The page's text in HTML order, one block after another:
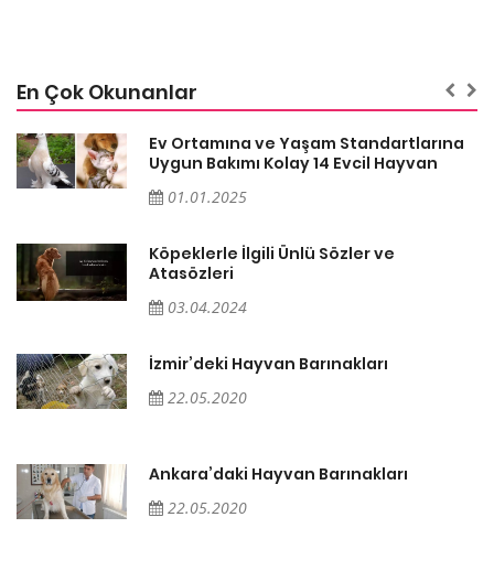
En Çok Okunanlar
Ev Ortamına ve Yaşam Standartlarına
Uygun Bakımı Kolay 14 Evcil Hayvan
01.01.2025
Köpeklerle İlgili Ünlü Sözler ve
Atasözleri
03.04.2024
İzmir’deki Hayvan Barınakları
22.05.2020
Ankara’daki Hayvan Barınakları
22.05.2020